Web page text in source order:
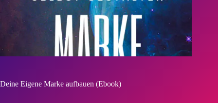
Deine Eigene Marke aufbauen (Ebook)